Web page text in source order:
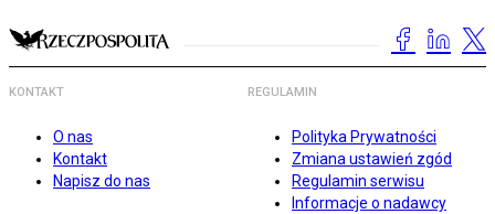
KONTAKT
O nas
Kontakt
Napisz do nas
REGULAMIN
Polityka Prywatności
Zmiana ustawień zgód
Regulamin serwisu
Informacje o nadawcy